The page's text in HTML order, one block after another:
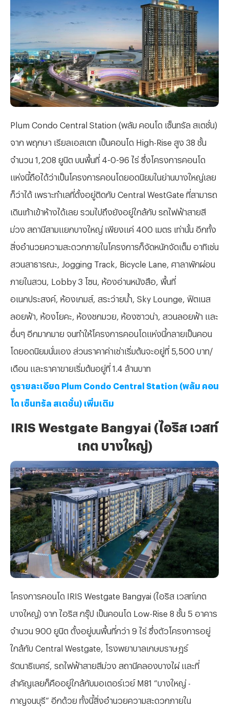
Plum Condo Central Station (พลัม คอนโด เซ็นทรัล สเตชั่น)
จาก พฤกษา เรียลเอสเตท เป็นคอนโด High-Rise สูง 38 ชั้น
จำนวน 1,208 ยูนิต บนพื้นที่ 4-0-96 ไร่ ซึ่งโครงการคอนโด
แห่งนี้ถือได้ว่าเป็นโครงการคอนโดยอดนิยมในย่านบางใหญ่เลย
ก็ว่าได้ เพราะทำเลที่ตั้งอยู่ติดกับ Central WestGate ที่สามารถ
เดินเท้าเข้าห้างได้เลย รวมไปถึงยังอยู่ใกล้กับ รถไฟฟ้าสายสี
ม่วง สถานีสามแยกบางใหญ่ เพียงแค่ 400 เมตร เท่านั้น อีกทั้ง
สิ่งอำนวยความสะดวกภายในโครงการก็จัดหนักจัดเต็ม อาทิเช่น
สวนสาธารณะ, Jogging Track, Bicycle Lane, ศาลาพักผ่อน
ภายในสวน, Lobby 3 โซน, ห้องอ่านหนังสือ, พื้นที่
อเนกประสงค์, ห้องเกมส์, สระว่ายน้ำ, Sky Lounge, ฟิตเนส
ลอยฟ้า, ห้องโยคะ, ห้องชกมวย, ห้องซาวน่า, สวนลอยฟ้า และ
อื่นๆ อีกมากมาย จนทำให้โครงการคอนโดแห่งนี้กลายเป็นคอน
โดยอดนิยมนั่นเอง ส่วนราคาค่าเช่าเริ่มต้นจะอยู่ที่ 5,500 บาท/
เดือน และราคาขายเริ่มต้นอยู่ที่ 1.4 ล้านบาท
ดูรายละเอียด Plum Condo Central Station (พลัม คอน
โด เซ็นทรัล สเตชั่น) เพิ่มเติม
IRIS Westgate Bangyai (ไอริส เวสท์
เกต บางใหญ่)
โครงการคอนโด IRIS Westgate Bangyai (ไอริส เวสท์เกต
บางใหญ่) จาก ไอริส กรุ๊ป เป็นคอนโด Low-Rise 8 ชั้น 5 อาคาร
จำนวน 900 ยูนิต ตั้งอยู่บนพื้นที่กว่า 9 ไร่ ซึ่งตัวโครงการอยู่
ใกล้กับ Central Westgate, โรงพยาบาลเกษมราษฎร์
รัตนาธิเบศร์, รถไฟฟ้าสายสีม่วง สถานีคลองบางไผ่ และที่
สำคัญเลยก็คืออยู่ใกล้กับมอเตอร์เวย์ M81 “บางใหญ่ -
กาญจนบุรี” อีกด้วย ทั้งนี้สิ่งอำนวยความสะดวกภายใน